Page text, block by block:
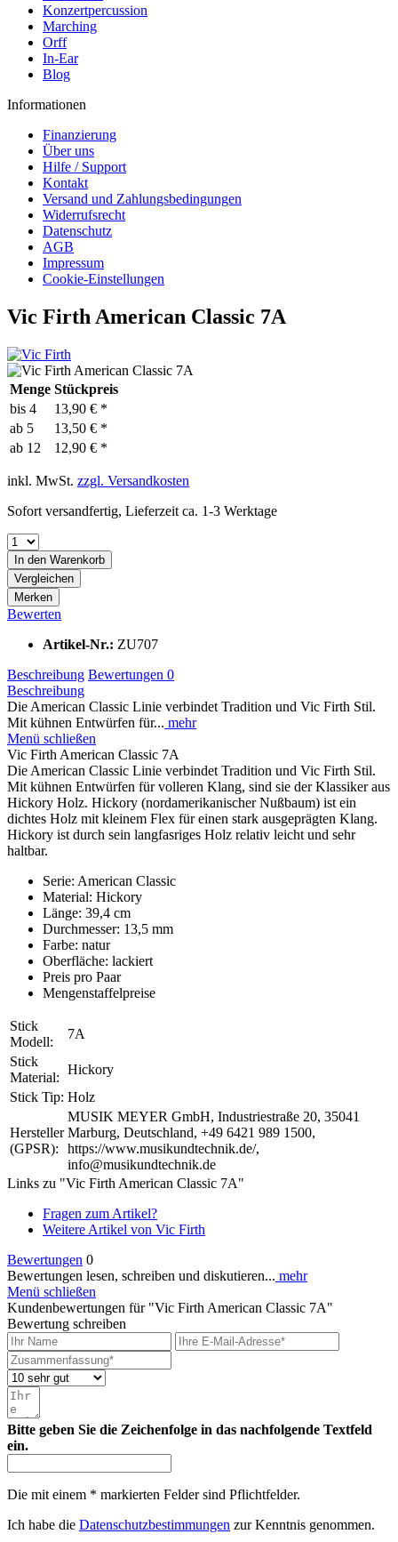
Konzertpercussion
Marching
Orff
In-Ear
Blog
Informationen
Finanzierung
Über uns
Hilfe / Support
Kontakt
Versand und Zahlungsbedingungen
Widerrufsrecht
Datenschutz
AGB
Impressum
Cookie-Einstellungen
Vic Firth American Classic 7A
Menge Stückpreis
bis 4
13,90 € *
ab 5
13,50 € *
ab 12 12,90 € *
inkl. MwSt. zzgl. Versandkosten
Sofort versandfertig, Lieferzeit ca. 1-3 Werktage
In den Warenkorb
Vergleichen
Merken
Bewerten
Artikel-Nr.: ZU707
Beschreibung Bewertungen 0
Beschreibung
Die American Classic Linie verbindet Tradition und Vic Firth Stil.
Mit kühnen Entwürfen für... mehr
Menü schließen
Vic Firth American Classic 7A
Die American Classic Linie verbindet Tradition und Vic Firth Stil.
Mit kühnen Entwürfen für volleren Klang, sind sie der Klassiker aus
Hickory Holz. Hickory (nordamerikanischer Nußbaum) ist ein
dichtes Holz mit kleinem Flex für einen stark ausgeprägten Klang.
Hickory ist durch sein langfasriges Holz relativ leicht und sehr
haltbar.
Serie: American Classic
Material: Hickory
Länge: 39,4 cm
Durchmesser: 13,5 mm
Farbe: natur
Oberfläche: lackiert
Preis pro Paar
Mengenstaffelpreise
Stick
Modell:
7A
Stick
Material:
Hickory
Stick Tip: Holz
Hersteller
(GPSR):
MUSIK MEYER GmbH, Industriestraße 20, 35041
Marburg, Deutschland, +49 6421 989 1500,
https://www.musikundtechnik.de/,
info@musikundtechnik.de
Links zu "Vic Firth American Classic 7A"
Fragen zum Artikel?
Weitere Artikel von Vic Firth
Bewertungen 0
Bewertungen lesen, schreiben und diskutieren... mehr
Menü schließen
Kundenbewertungen für "Vic Firth American Classic 7A"
Bewertung schreiben
Bitte geben Sie die Zeichenfolge in das nachfolgende Textfeld
ein.
Die mit einem * markierten Felder sind Pflichtfelder.
Ich habe die Datenschutzbestimmungen zur Kenntnis genommen.